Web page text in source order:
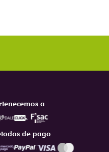
a
de pago